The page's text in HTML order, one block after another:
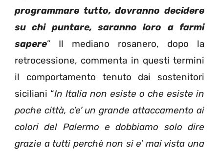
programmare tutto, dovranno decidere
su chi puntare, saranno loro a farmi
sapere” Il mediano rosanero, dopo la
retrocessione, commenta in questi termini
il comportamento tenuto dai sostenitori
siciliani “In Italia non esiste o che esiste in
poche città, c’e’ un grande attaccamento ai
colori del Palermo e dobbiamo solo dire
grazie a tutti perchè non si e’ mai vista una